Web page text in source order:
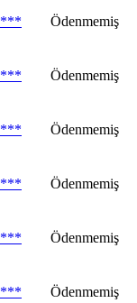
*** Ödenmemiş
*** Ödenmemiş
*** Ödenmemiş
*** Ödenmemiş
*** Ödenmemiş
*** Ödenmemiş